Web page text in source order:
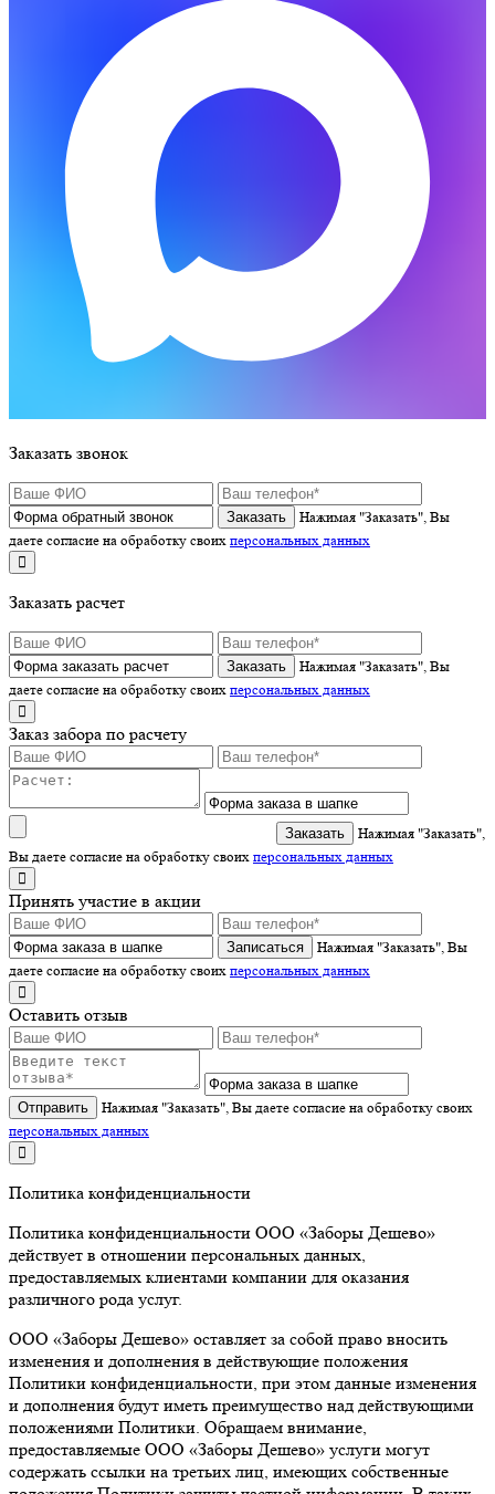
Заказать звонок
Нажимая "Заказать", Вы
даете согласие на обработку своих персональных данных
Заказать расчет
Нажимая "Заказать", Вы
даете согласие на обработку своих персональных данных
Заказ забора по расчету
Нажимая "Заказать",
Вы даете согласие на обработку своих персональных данных
Принять участие в акции
Записаться
Нажимая "Заказать", Вы
даете согласие на обработку своих персональных данных
Оставить отзыв
Отправить
Нажимая "Заказать", Вы даете согласие на обработку своих
персональных данных
Политика конфиденциальности
Политика конфиденциальности ООО «Заборы Дешево»
действует в отношении персональных данных,
предоставляемых клиентами компании для оказания
различного рода услуг.
ООО «Заборы Дешево» оставляет за собой право вносить
изменения и дополнения в действующие положения
Политики конфиденциальности, при этом данные изменения
и дополнения будут иметь преимущество над действующими
положениями Политики. Обращаем внимание,
предоставляемые ООО «Заборы Дешево» услуги могут
содержать ссылки на третьих лиц, имеющих собственные